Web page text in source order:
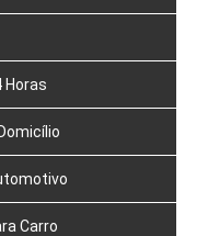
Horas
Carro